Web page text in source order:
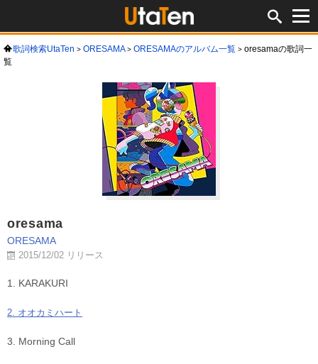
歌詞検索UtaTen ORESAMA ORESAMAのアルバム一覧
oresamaの歌詞一
覧
oresama
ORESAMA
2015/12/02 リリース
1. KARAKURI
2. オオカミハート
3. Morning Call